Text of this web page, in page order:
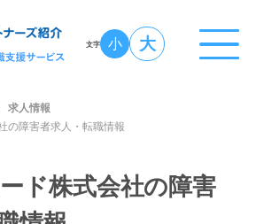
文字 小 大
求人情報
の障害者求人・転職情報
ド株式会社の障害